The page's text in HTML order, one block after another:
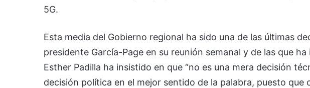
5G.
Esta media del Gobierno regional ha sido una de las últimas
presidente García-Page en su reunión semanal y de las que
Esther Padilla ha insistido en que “no es una mera decisión
decisión política en el mejor sentido de la palabra, puesto